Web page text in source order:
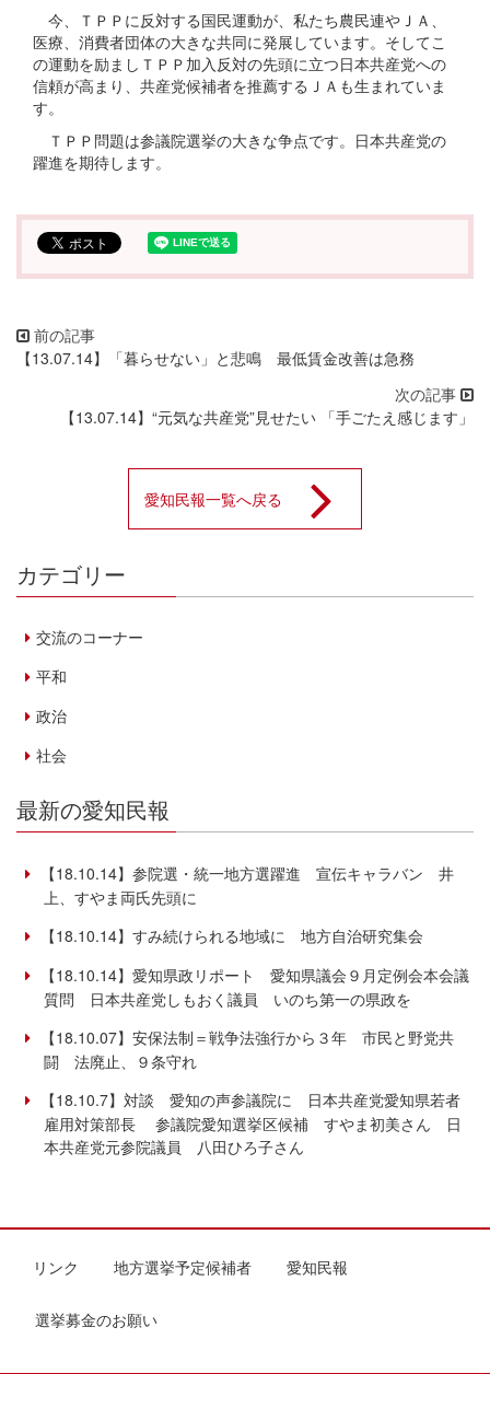
今、ＴＰＰに反対する国民運動が、私たち農民連やＪＡ、
医療、消費者団体の大きな共同に発展しています。そしてこ
の運動を励ましＴＰＰ加入反対の先頭に立つ日本共産党への
信頼が高まり、共産党候補者を推薦するＪＡも生まれていま
す。
ＴＰＰ問題は参議院選挙の大きな争点です。日本共産党の
躍進を期待します。
【13.07.14】「暮らせない」と悲鳴 最低賃金改善は急務
【13.07.14】“元気な共産党”見せたい 「手ごたえ感じます」
愛知民報一覧へ戻る
カテゴリー
交流のコーナー
平和
政治
社会
最新の愛知民報
【18.10.14】参院選・統一地方選躍進 宣伝キャラバン 井
上、すやま両氏先頭に
【18.10.14】すみ続けられる地域に 地方自治研究集会
【18.10.14】愛知県政リポート 愛知県議会９月定例会本会議
質問 日本共産党しもおく議員 いのち第一の県政を
【18.10.07】安保法制＝戦争法強行から３年 市民と野党共
闘 法廃止、９条守れ
【18.10.7】対談 愛知の声参議院に 日本共産党愛知県若者
雇用対策部長 参議院愛知選挙区候補 すやま初美さん 日
本共産党元参院議員 八田ひろ子さん
リンク 地方選挙予定候補者 愛知民報
選挙募金のお願い